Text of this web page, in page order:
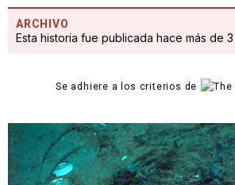
ARCHIVO
Esta historia fue publicada hace más de 3
Se adhiere a los criterios de